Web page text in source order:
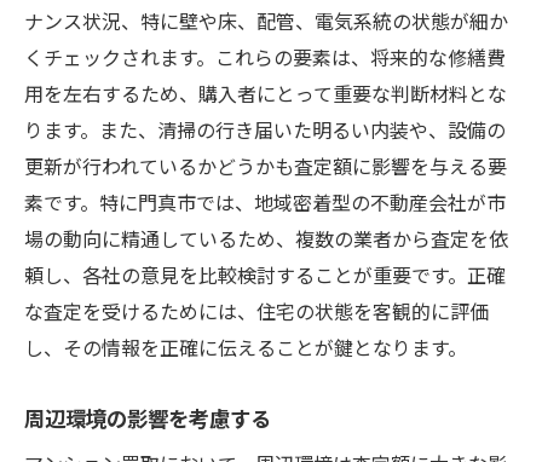
ナンス状況、特に壁や床、配管、電気系統の状態が細か
くチェックされます。これらの要素は、将来的な修繕費
用を左右するため、購入者にとって重要な判断材料とな
ります。また、清掃の行き届いた明るい内装や、設備の
更新が行われているかどうかも査定額に影響を与える要
素です。特に門真市では、地域密着型の不動産会社が市
場の動向に精通しているため、複数の業者から査定を依
頼し、各社の意見を比較検討することが重要です。正確
な査定を受けるためには、住宅の状態を客観的に評価
し、その情報を正確に伝えることが鍵となります。
周辺環境の影響を考慮する